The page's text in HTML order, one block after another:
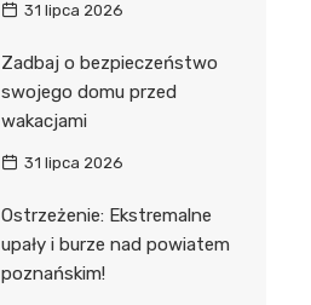
31 lipca 2026
Zadbaj o bezpieczeństwo
swojego domu przed
wakacjami
31 lipca 2026
Ostrzeżenie: Ekstremalne
upały i burze nad powiatem
poznańskim!